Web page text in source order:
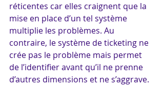
réticentes car elles craignent que la
mise en place d’un tel système
multiplie les problèmes. Au
contraire, le système de ticketing ne
crée pas le problème mais permet
de l’identifier avant qu’il ne prenne
d’autres dimensions et ne s’aggrave.